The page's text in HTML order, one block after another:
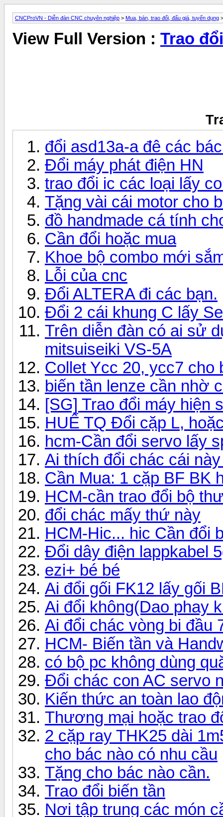
CNCProVN - Diễn đàn CNC chuyên nghiệp > Mua, bán, trao đổi, đấu giá, tuyển dụng
View Full Version : Trao đổi
đổi asd13a-a đê các
Đổi máy phát điện HN
trao đổi ic các loại lấy
Tặng vài cái motor cho
đồ handmade cá tính
Cần đổi hoặc mua
Khoe bộ combo mới
Lỗi của cnc
Đổi ALTERA đi các bạn.
Đổi 2 cái khung C lấy
Trên diễn đàn có ai sử
mitsuiseiki VS-5A
Collet Ycc 20, ycc7 cho
biến tần lenze cần nhờ
[SG] Trao đổi máy hiện
HUẾ TQ Đổi cặp L,
hcm-Cần đổi servo lấy
Ai thích đổi chác cái
Cần Mua: 1 cặp BF BK
HCM-cần trao đổi bộ
đổi chác mấy thứ này
HCM-Hic... hic Cần đổi
Đổi dây điện lappkabel
ezi+ bé bé
Ai đổi gối FK12 lấy gối
Ai đổi không(Dao phay
Ai đổi chác vòng bi đầu
HCM- Biến tần và
có bộ pc không dùng
Đổi chác con AC servo
Kiến thức an toàn lao
Thương mại hoặc trao
2 cặp ray THK25 dài
cho bác nào có nhu cầu
Tặng cho bác nào cần.
Trao đổi biến tần
Nơi tập trung các món